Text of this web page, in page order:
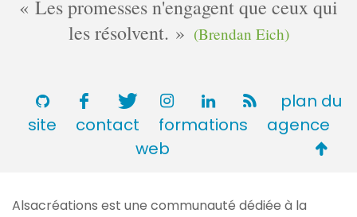
Les promesses n'engagent que ceux qui
les résolvent.
(Brendan Eich)
plan du
site
contact formations
agence
web
Alsacréations est une communauté dédiée à la